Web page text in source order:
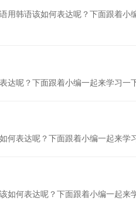
用韩语该如何表达呢？下面跟着小
达呢？下面跟着小编一起来学习一
何表达呢？下面跟着小编一起来学
如何表达呢？下面跟着小编一起来